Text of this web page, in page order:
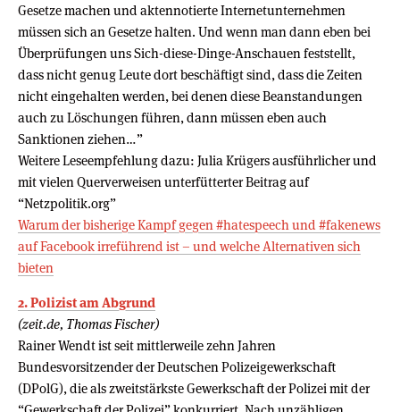
Gesetze machen und aktennotierte Internetunternehmen
müssen sich an Gesetze halten. Und wenn man dann eben bei
Überprüfungen uns Sich-diese-Dinge-Anschauen feststellt,
dass nicht genug Leute dort beschäftigt sind, dass die Zeiten
nicht eingehalten werden, bei denen diese Beanstandungen
auch zu Löschungen führen, dann müssen eben auch
Sanktionen ziehen…”
Weitere Leseempfehlung dazu: Julia Krügers ausführlicher und
mit vielen Querverweisen unterfütterter Beitrag auf
“Netzpolitik.org”
Warum der bisherige Kampf gegen #hatespeech und #fakenews
auf Facebook irreführend ist – und welche Alternativen sich
bieten
2. Polizist am Abgrund
(zeit.de, Thomas Fischer)
Rainer Wendt ist seit mittlerweile zehn Jahren
Bundesvorsitzender der Deutschen Polizeigewerkschaft
(DPolG), die als zweitstärkste Gewerkschaft der Polizei mit der